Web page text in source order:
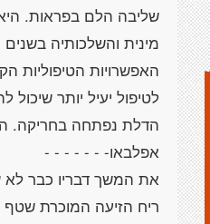
שליבה הלם בפראות.
מינית והשלכותיה
האפשרויות הטיפוליות
הדלת נפתחה בחריקה.
ריח הזיעה המוכרת